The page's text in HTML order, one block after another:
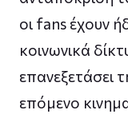
οι fans έχουν
κοινωνικά
επανεξετάσει
επόμενο